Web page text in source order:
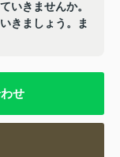
いきませんか。
きましょう。ま
せ